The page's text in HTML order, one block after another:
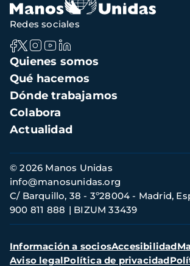
Navegación
principal
Quienes somos
Qué hacemos
Dónde trabajamos
Colabora
Actualidad
Redes sociales
Información
de
contacto
© 2026 Manos Unidas
C/ Barquillo, 38 - 3º28004 - Madrid,
900 811 888
BIZUM 33439
info@manosunidas.org
Menú
secundario
Información a sociosAccesibilidad
Aviso legalPolítica de privacidad